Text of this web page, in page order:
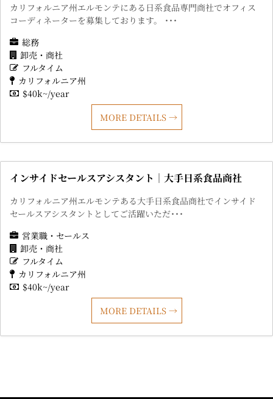
カリフォルニア州エルモンテにある日系食品専門商社でオフィス
コーディネーターを募集しております。 ･･･
総務
卸売・商社
フルタイム
カリフォルニア州
$40k~/year
MORE DETAILS
インサイドセールスアシスタント｜大手日系食品商社
カリフォルニア州エルモンテある大手日系食品商社でインサイド
セールスアシスタントとしてご活躍いただ･･･
営業職・セールス
卸売・商社
フルタイム
カリフォルニア州
$40k~/year
MORE DETAILS